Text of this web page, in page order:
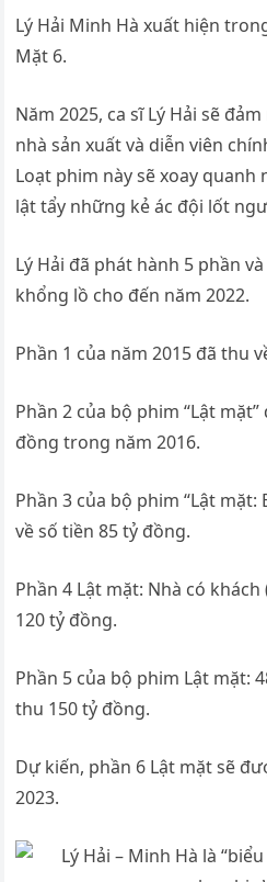
Lý Hải Minh Hà xuất hiện
Mặt 6.
Năm 2025, ca sĩ Lý Hải sẽ
nhà sản xuất và diễn viên
Loạt phim này sẽ xoay quanh
lật tẩy những kẻ ác đội lốt
Lý Hải đã phát hành 5 phần
khổng lồ cho đến năm 2022.
Phần 1 của năm 2015 đã thu
Phần 2 của bộ phim “Lật
đồng trong năm 2016.
Phần 3 của bộ phim “Lật mặt:
về số tiền 85 tỷ đồng.
Phần 4 Lật mặt: Nhà có
120 tỷ đồng.
Phần 5 của bộ phim Lật mặt:
thu 150 tỷ đồng.
Dự kiến, phần 6 Lật mặt sẽ
2023.